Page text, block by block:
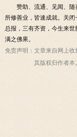
赞助、流通、见闻、
所修善业，皆速成就。关
总报，三有齐资，今生来
满之佛果。
免责声明： 文章来自网上收
其版权归作者本